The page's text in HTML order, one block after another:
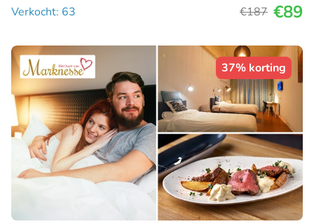
Verkocht: 63
€187 €89
37% korting